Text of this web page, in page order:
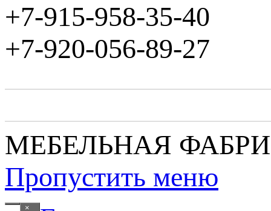
+7-915-958-35-40
+7-920-056-89-27
МЕБЕЛЬНАЯ
Пропустить меню
×